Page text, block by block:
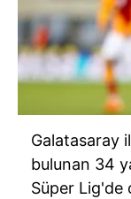
Galatasaray
bulunan 34
Süper Lig'de